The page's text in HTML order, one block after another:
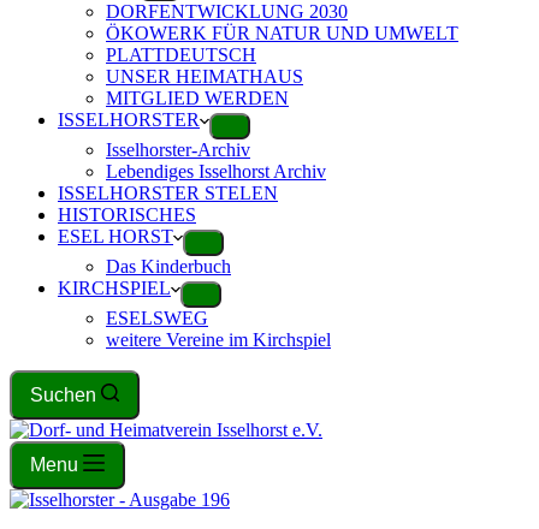
DORFENTWICKLUNG 2030
ÖKOWERK FÜR NATUR UND UMWELT
PLATTDEUTSCH
UNSER HEIMATHAUS
MITGLIED WERDEN
ISSELHORSTER
Isselhorster-Archiv
Lebendiges Isselhorst Archiv
ISSELHORSTER STELEN
HISTORISCHES
ESEL HORST
Das Kinderbuch
KIRCHSPIEL
ESELSWEG
weitere Vereine im Kirchspiel
Suchen
Menu